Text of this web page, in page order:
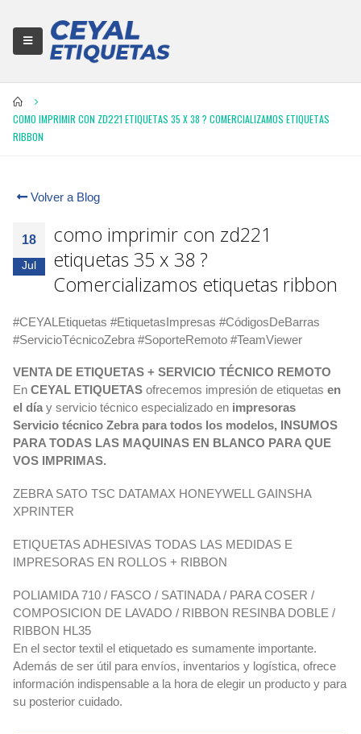
COMO IMPRIMIR CON ZD221 ETIQUETAS 35 X 38 ? COMERCIALIZAMOS ETIQUETAS
RIBBON
Volver a Blog
18
Jul
como imprimir con zd221
etiquetas 35 x 38 ?
Comercializamos etiquetas ribbon
#CEYALEtiquetas #EtiquetasImpresas #CódigosDeBarras
#ServicioTécnicoZebra #SoporteRemoto #TeamViewer
VENTA DE ETIQUETAS + SERVICIO TÉCNICO REMOTO
En CEYAL ETIQUETAS ofrecemos impresión de etiquetas en
el día y servicio técnico especializado en impresoras
Servicio técnico Zebra para todos los modelos, INSUMOS
PARA TODAS LAS MAQUINAS EN BLANCO PARA QUE
VOS IMPRIMAS.
ZEBRA SATO TSC DATAMAX HONEYWELL GAINSHA
XPRINTER
ETIQUETAS ADHESIVAS TODAS LAS MEDIDAS E
IMPRESORAS EN ROLLOS + RIBBON
POLIAMIDA 710 / FASCO / SATINADA / PARA COSER /
COMPOSICION DE LAVADO / RIBBON RESINBA DOBLE /
RIBBON HL35
En el sector textil el etiquetado es sumamente importante.
Además de ser útil para envíos, inventarios y logística, ofrece
información indispensable a la hora de elegir un producto y para
su posterior cuidado.